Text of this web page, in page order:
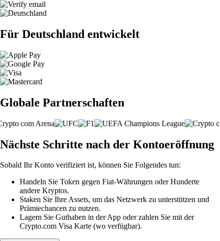
Für Deutschland entwickelt
Globale Partnerschaften
Nächste Schritte nach der Kontoeröffnung
Sobald Ihr Konto verifiziert ist, können Sie Folgendes tun:
Handeln Sie Token gegen Fiat-Währungen oder Hunderte
andere Kryptos.
Staken Sie Ihre Assets, um das Netzwerk zu unterstützen und
Prämiechancen zu nutzen.
Lagern Sie Guthaben in der App oder zahlen Sie mit der
Crypto.com Visa Karte (wo verfügbar).